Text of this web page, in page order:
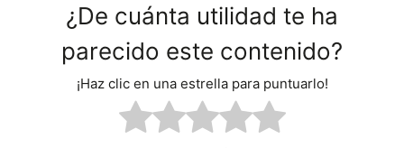
¿De cuánta utilidad te ha
parecido este contenido?
¡Haz clic en una estrella para puntuarlo!